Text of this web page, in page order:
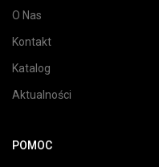
O Nas
Kontakt
Katalog
Aktualności
POMOC